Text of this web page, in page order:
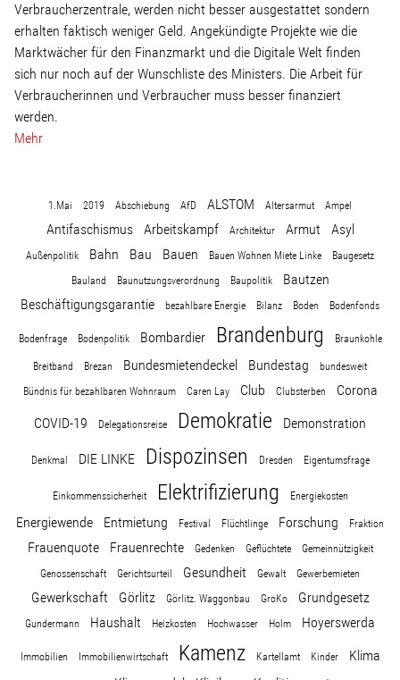
Team
Transparenz
Lebenslauf
Wohnopoly
Leseprobe
Pressestimmen
Bestellen
Verbraucherzentrale, werden nicht besser ausgestattet sondern
erhalten faktisch weniger Geld. Angekündigte Projekte wie die
Marktwächer für den Finanzmarkt und die Digitale Welt finden
sich nur noch auf der Wunschliste des Ministers. Die Arbeit für
Verbraucherinnen und Verbraucher muss besser finanziert
werden.
Mehr
1.Mai 2019 Abschiebung AfD ALSTOM Altersarmut Ampel
Antifaschismus Arbeitskampf Architektur Armut Asyl
Außenpolitik Bahn Bau Bauen Bauen Wohnen Miete Linke
Baugesetz
Bauland
Baunutzungsverordnung Baupolitik
Bautzen
Beschäftigungsgarantie
bezahlbare Energie Bilanz Boden Bodenfonds
Bodenfrage Bodenpolitik Bombardier Brandenburg Braunkohle
Breitband Brezan Bundesmietendeckel Bundestag
bundesweit
Bündnis für bezahlbaren Wohnraum
Caren Lay Club Clubsterben
Corona
COVID-19
Delegationsreise Demokratie Demonstration
Denkmal DIE LINKE Dispozinsen Dresden Eigentumsfrage
Einkommenssicherheit Elektrifizierung Energiekosten
Energiewende Entmietung Festival Flüchtlinge Forschung Fraktion
Frauenquote Frauenrechte Gedenken Geflüchtete
Gemeinnützigkeit
Genossenschaft
Gerichtsurteil Gesundheit Gewalt Gewerbemieten
Gewerkschaft Görlitz Görlitz. Waggonbau GroKo Grundgesetz
Gundermann Haushalt Heizkosten Hochwasser Holm Hoyerswerda
Immobilien Immobilienwirtschaft Kamenz Kartellamt Kinder Klima